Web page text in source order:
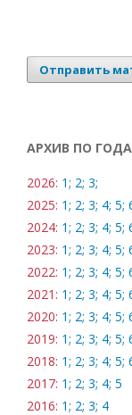
Отправить
АРХИВ ПО
2026: 1; 2; 3;
2025: 1; 2; 3; 4; 5;
2024: 1; 2; 3; 4; 5;
2023: 1; 2; 3; 4; 5;
2022: 1; 2; 3; 4; 5;
2021: 1; 2; 3; 4; 5;
2020: 1; 2; 3; 4; 5;
2019: 1; 2; 3; 4; 5;
2018: 1; 2; 3; 4; 5;
2017: 1; 2; 3; 4; 5
2016: 1; 2; 3; 4